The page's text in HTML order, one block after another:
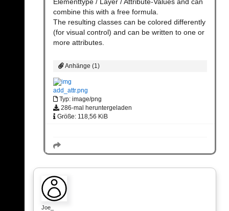
Elementtype / Layer / Attribute-Values and can
combine this with a free formula.
The resulting classes can be colored differently
(for visual control) and can be written to one or
more attributes.
Anhänge (1)
add_attr.png
Typ: image/png
286-mal heruntergeladen
Größe: 118,56 KiB
Joe_